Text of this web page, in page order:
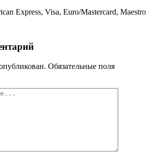
Express, Visa, Euro/Mastercard, Maestro
Обязательные поля